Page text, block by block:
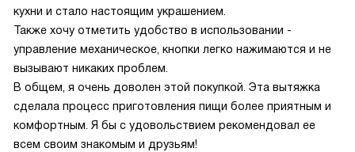
кухни и стало настоящим украшением.
Также хочу отметить удобство в использовании -
управление механическое, кнопки легко нажимаются и не
вызывают никаких проблем.
В общем, я очень доволен этой покупкой. Эта вытяжка
сделала процесс приготовления пищи более приятным и
комфортным. Я бы с удовольствием рекомендовал ее
всем своим знакомым и друзьям!